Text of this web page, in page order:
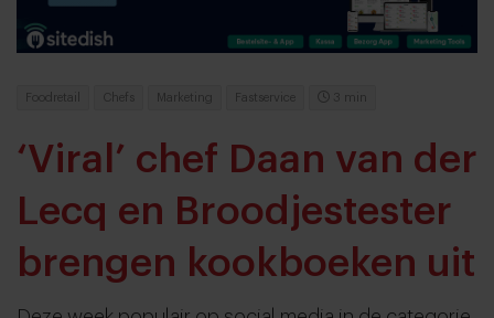
Foodretail Chefs Marketing Fastservice 3 min
‘Viral’ chef Daan van der
Lecq en Broodjestester
brengen kookboeken uit